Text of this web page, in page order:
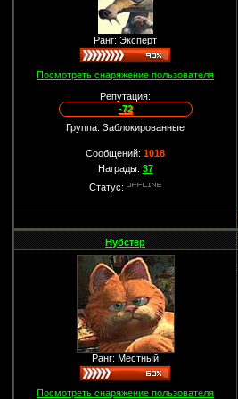
Ранг: Эксперт
Посмотреть снаряжение пользователя
Репутация:
-72
Группа: Заблокированные
Сообщений:1018
Награды: 37
Статус:
Нубстер
Ранг: Местный
Посмотреть снаряжение пользователя